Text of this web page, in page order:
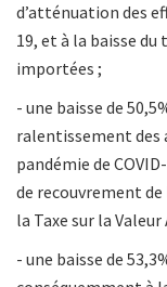
d’atténuation des
19, et à la baisse
importées ;
- une baisse de
ralentissement des
pandémie de
de recouvrement
la Taxe sur la
- une baisse de